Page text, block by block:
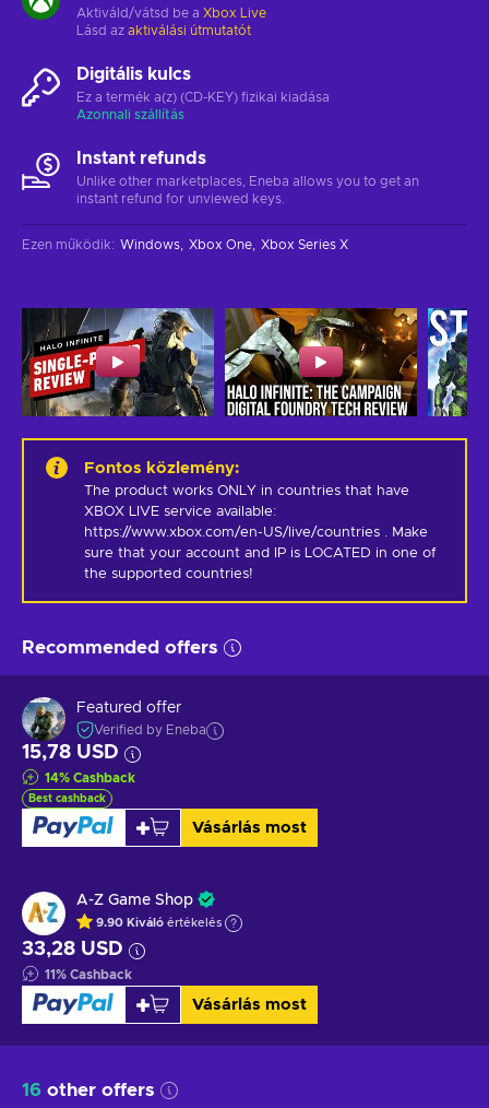
Aktiváld/vátsd be a Xbox Live
Lásd az aktiválási útmutatót
Digitális kulcs
Ez a termék a(z) (CD-KEY) fizikai kiadása
Azonnali szállítás
Instant refunds
Unlike other marketplaces, Eneba allows you to get an
instant refund for unviewed keys.
Ezen működik: Windows Xbox One Xbox Series X
Fontos közlemény:
The product works ONLY in countries that have
XBOX LIVE service available:
https://www.xbox.com/en-US/live/countries . Make
sure that your account and IP is LOCATED in one of
the supported countries!
Recommended offers
Featured offer
Verified by Eneba
15,78 USD
14% Cashback
Best cashback
Vásárlás most
A-Z Game Shop
9.90 Kiváló értékelés
33,28 USD
11% Cashback
Vásárlás most
16 other offers